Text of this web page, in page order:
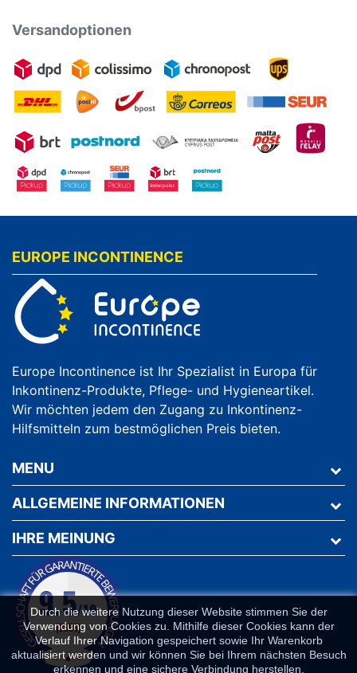
Versandoptionen
EUROPE INCONTINENCE
Europe Incontinence ist Ihr Spezialist in Europa für
Inkontinenz-Produkte, Pflege- und Hygieneartikel.
Wir möchten jedem den Zugang zu Inkontinenz-
Hilfsmitteln zum bestmöglichen Preis bieten.
MENU
ALLGEMEINE INFORMATIONEN
Durch die weitere Nutzung dieser Website stimmen Sie der
Verwendung von Cookies zu. Mithilfe dieser Cookies kann der
Verlauf Ihrer Navigation gespeichert sowie Ihr Warenkorb
aktualisiert werden und wir können Sie bei Ihrem nächsten Besuch
erkennen und eine sichere Verbindung herstellen.
IHRE MEINUNG